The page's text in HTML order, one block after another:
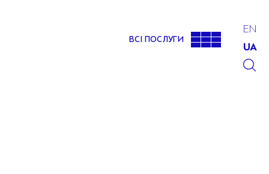
ВСІ ПОСЛУГИ
EN
UA